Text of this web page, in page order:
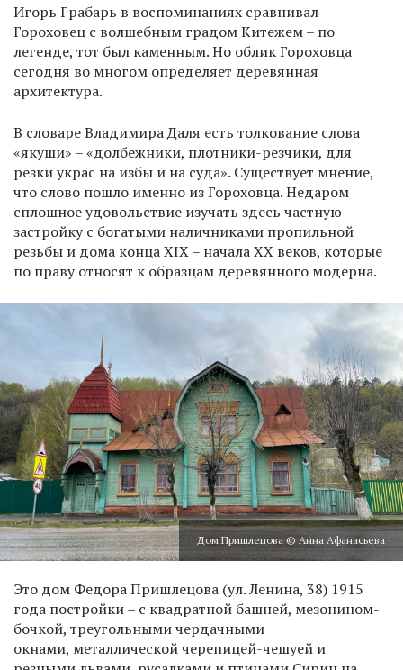
Игорь Грабарь в воспоминаниях сравнивал
Гороховец с волшебным градом Китежем – по
легенде, тот был каменным. Но облик Гороховца
сегодня во многом определяет деревянная
архитектура.
В словаре Владимира Даля есть толкование слова
«якуши» – «долбежники, плотники-резчики, для
резки украс на избы и на суда». Существует мнение,
что слово пошло именно из Гороховца. Недаром
сплошное удовольствие изучать здесь частную
застройку с богатыми наличниками пропильной
резьбы и дома конца XIX – начала XX веков, которые
по праву относят к образцам деревянного модерна.
Дом Пришлецова © Анна Афанасьева
Это дом Федора Пришлецова (ул. Ленина, 38) 1915
года постройки – с квадратной башней, мезонином-
бочкой, треугольными чердачными
окнами, металлической черепицей-чешуей и